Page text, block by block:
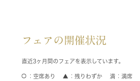
フェアの開催状況
直近3ヶ月間のフェアを表示しています。
空席あり 残りわずか 満席